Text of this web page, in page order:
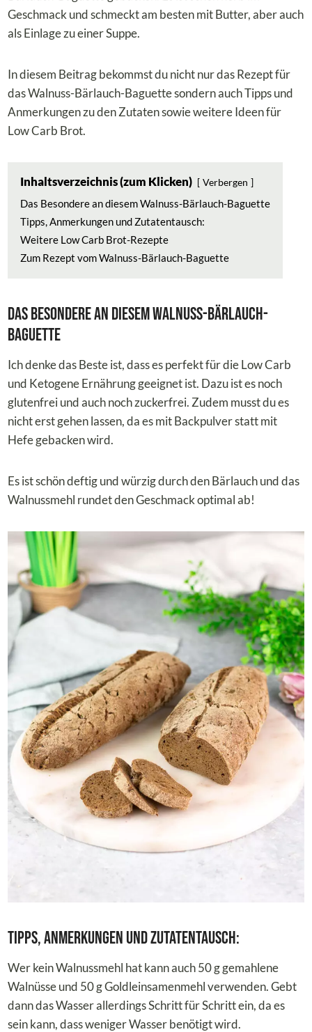
Geschmack und schmeckt am besten mit Butter, aber auch
als Einlage zu einer Suppe.
In diesem Beitrag bekommst du nicht nur das Rezept für
das Walnuss-Bärlauch-Baguette sondern auch Tipps und
Anmerkungen zu den Zutaten sowie weitere Ideen für
Low Carb Brot.
Inhaltsverzeichnis (zum Klicken) Verbergen
Das Besondere an diesem Walnuss-Bärlauch-Baguette
Tipps, Anmerkungen und Zutatentausch:
Weitere Low Carb Brot-Rezepte
Zum Rezept vom Walnuss-Bärlauch-Baguette
Das Besondere an diesem Walnuss-Bärlauch-
Baguette
Ich denke das Beste ist, dass es perfekt für die Low Carb
und Ketogene Ernährung geeignet ist. Dazu ist es noch
glutenfrei und auch noch zuckerfrei. Zudem musst du es
nicht erst gehen lassen, da es mit Backpulver statt mit
Hefe gebacken wird.
Es ist schön deftig und würzig durch den Bärlauch und das
Walnussmehl rundet den Geschmack optimal ab!
Tipps, Anmerkungen und Zutatentausch:
Wer kein Walnussmehl hat kann auch 50 g gemahlene
Walnüsse und 50 g Goldleinsamenmehl verwenden. Gebt
dann das Wasser allerdings Schritt für Schritt ein, da es
sein kann, dass weniger Wasser benötigt wird.